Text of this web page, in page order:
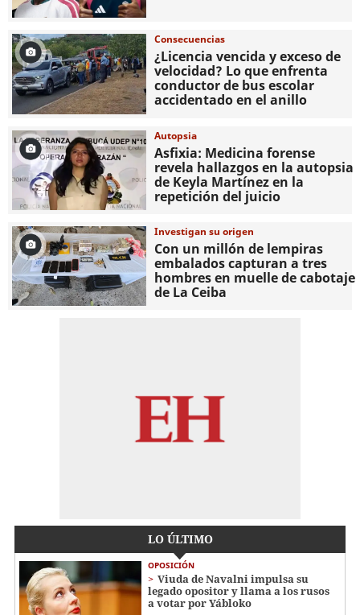
Consecuencias
¿Licencia vencida y exceso de
velocidad? Lo que enfrenta
conductor de bus escolar
accidentado en el anillo
Autopsia
Asfixia: Medicina forense
revela hallazgos en la autopsia
de Keyla Martínez en la
repetición del juicio
Investigan su origen
Con un millón de lempiras
embalados capturan a tres
hombres en muelle de cabotaje
de La Ceiba
LO ÚLTIMO
OPOSICIÓN
Viuda de Navalni impulsa su
legado opositor y llama a los rusos
a votar por Yábloko